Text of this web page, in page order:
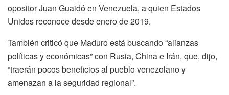
opositor Juan Guaidó en Venezuela, a quien Estados
Unidos reconoce desde enero de 2019.
También criticó que Maduro está buscando “alianzas
políticas y económicas” con Rusia, China e Irán, que, dijo,
“traerán pocos beneficios al pueblo venezolano y
amenazan a la seguridad regional”.